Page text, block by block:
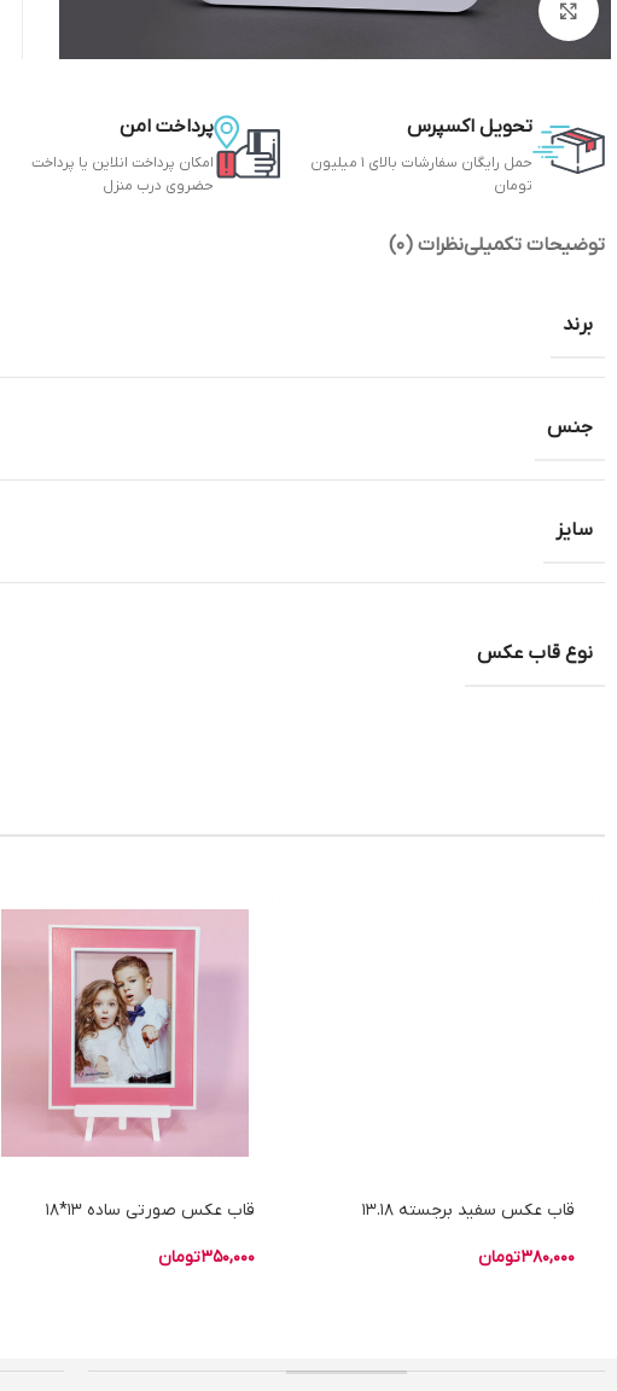
بزرگنمایی تصویر
تحویل اکسپرس
حمل رایگان سفارشات بالای 1 میلیون
تومان
پرداخت امن
امکان پرداخت انلاین یا پرداخت
حضروی درب منزل
توضیحات تکمیلینظرات (0)
برند
جنس
سایز
نوع قاب عکس
قاب عکس سفید برجسته 13.18
380,000تومان
قاب عکس صورتی ساده 13*18
350,000تومان